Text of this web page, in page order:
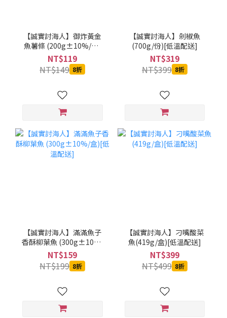
【誠實討海人】御炸黃金
魚薯條 (200g±10%/盒)
[低溫配送]
NT$119
NT$149 8折
【誠實討海人】剁椒魚
(700g/份)[低溫配送]
NT$319
NT$399 8折
【誠實討海人】滿滿魚子
香酥柳葉魚 (300g±10%/
盒)[低溫配送]
NT$159
NT$199 8折
【誠實討海人】刁嘴酸菜
魚(419g/盒)[低溫配送]
NT$399
NT$499 8折